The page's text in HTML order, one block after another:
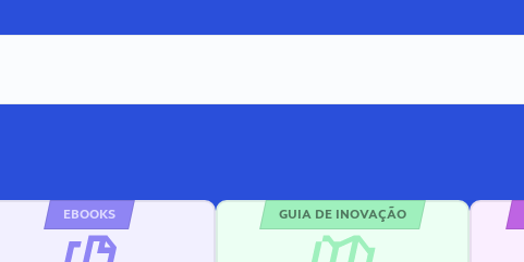
EBOOKS GUIA DE INOVAÇÃO